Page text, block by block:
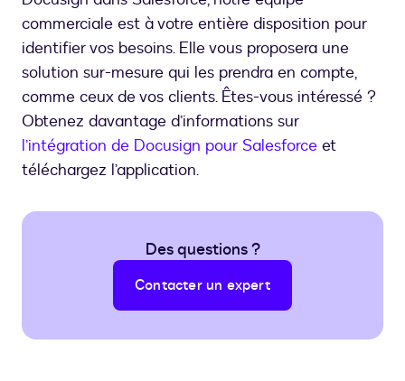
commerciale est à votre entière disposition pour
identifier vos besoins. Elle vous proposera une
solution sur-mesure qui les prendra en compte,
comme ceux de vos clients. Êtes-vous intéressé ?
Obtenez davantage d’informations sur
l’intégration de Docusign pour Salesforce et
téléchargez l’application.
Des questions ?
Contacter un expert